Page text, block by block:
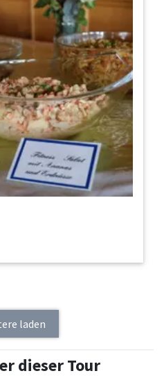
laden
dieser Tour